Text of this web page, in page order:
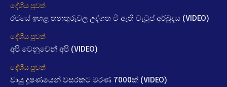
දේශීය පුවත්
රජයේ ඉහළ තනතුරුවල උද්ගත වී ඇති වැටුප් අර්බුදය (VIDEO)
දේශීය පුවත්
අපි වෙනුවෙන් අපි (VIDEO)
දේශීය පුවත්
වායු දූෂණයෙන් වසරකට මරණ 7000ක් (VIDEO)